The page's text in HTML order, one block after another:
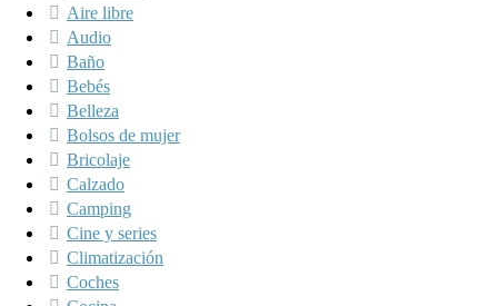
Aire libre
Audio
Baño
Bebés
Belleza
Bolsos de mujer
Bricolaje
Calzado
Camping
Cine y series
Climatización
Coches